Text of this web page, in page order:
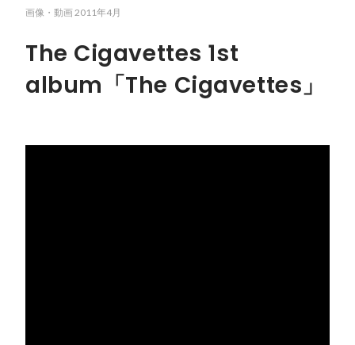
画像・動画2011年4月
The Cigavettes 1st
album「The Cigavettes」